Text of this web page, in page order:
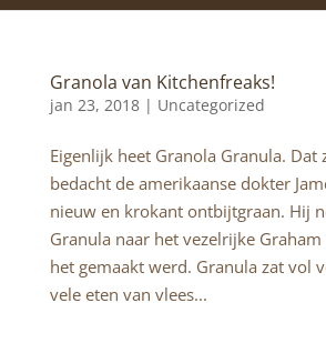
Granola van Kitchenfreaks!
jan 23, 2018 | Uncategorized
Eigenlijk heet Granola Granula. Dat
bedacht de amerikaanse dokter
nieuw en krokant ontbijtgraan. Hij
Granula naar het vezelrijke
het gemaakt werd. Granula zat vol
vele eten van vlees...